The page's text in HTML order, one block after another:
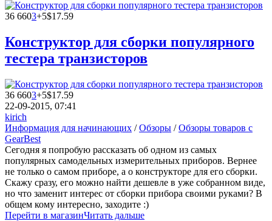
36 6603+5$17.59
Конструктор для сборки популярного
тестера транзисторов
36 6603+5$17.59
22-09-2015, 07:41
kirich
Информация для начинающих /Обзоры /Обзоры товаров с
GearBest
Сегодня я попробую рассказать об одном из самых
популярных самодельных измерительных приборов. Вернее
не только о самом приборе, а о конструкторе для его сборки.
Скажу сразу, его можно найти дешевле в уже собранном виде,
но что заменит интерес от сборки прибора своими руками? В
общем кому интересно, заходите :)
Перейти в магазинЧитать дальше